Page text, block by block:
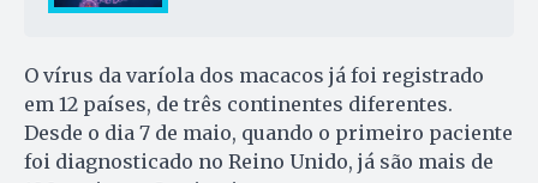
O vírus da varíola dos macacos já foi registrado
em 12 países, de três continentes diferentes.
Desde o dia 7 de maio, quando o primeiro paciente
foi diagnosticado no Reino Unido, já são mais de